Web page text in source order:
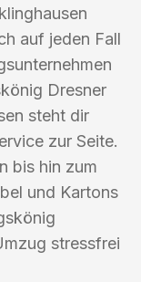
auf jeden Fall
Dresner
steht dir
zur Seite.
bis hin zum
und Kartons
stressfrei